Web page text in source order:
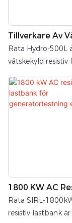
Tillverkare Av
Resistiv
KW AC
Rata Hydro-500L
vätskekyld resistiv
på 500 kW AC,
för miljöer med
effekttäthet, och
vilket möjliggör
vid full nominell
samtidigt som
värmeavledning
1800 KW AC
Lastbank För
Rata SIRL-
resistiv lastbank är